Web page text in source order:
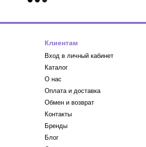
Клиентам
Вход в личный кабинет
Каталог
О нас
Оплата и доставка
Обмен и возврат
Контакты
Бренды
Блог